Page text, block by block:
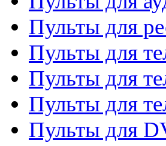
Пульты для
Пульты для
Пульты для
Пульты для
Пульты для